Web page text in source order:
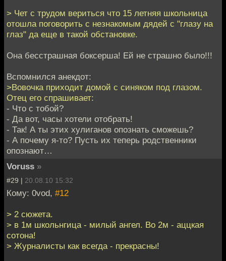
> Чет с трудом вериться что 15 летняя школьница
отошла поговорить с незнакомым дядей с "глазу на
глаз" да еще в такой обстановке.
Она бесстрашная боксерша! Ей не страшно было!!!
Вспомнился анекдот:
>Вовочка приходит домой с синяком под глазом.
Отец его спрашивает:
- Что с тобой?
- Да вот, часы хотели отобрать!
- Так! А ты этих хулиганов опознать сможешь?
- А почему я-то? Пусть их теперь родственники
опознают…
Voruss »
#29 | 20.08.10 15:32
Кому: 0vod, #12
> 2 сюжета.
> в 1м школьнгица - милый ангел. Во 2м - аццкая
сотона!
> Журналисты как всегда - прекрасны!